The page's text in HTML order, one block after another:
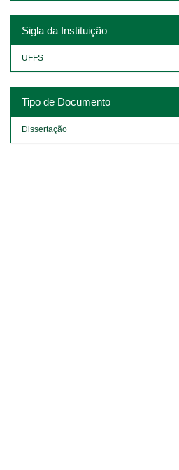
Sigla da Instituição
UFFS
Tipo de Documento
Dissertação